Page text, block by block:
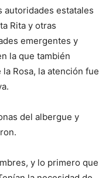
autoridades estatales
Rita y otras
emergentes y
la que también
Rosa, la atención fue
del albergue y
y lo primero que